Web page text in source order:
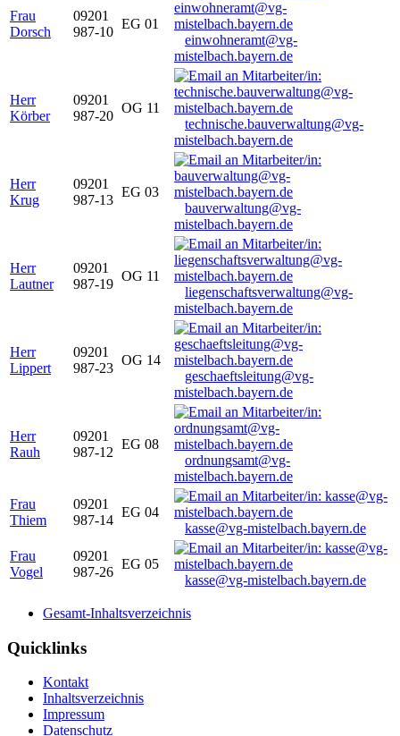
Frau
Dorsch
09201
987-10
EG 01
einwohneramt@vg-
mistelbach.bayern.de
Herr
Körber
09201
987-20
OG 11
technische.bauverwaltung@vg-
mistelbach.bayern.de
Herr
Krug
09201
987-13
EG 03
bauverwaltung@vg-
mistelbach.bayern.de
Herr
Lautner
09201
987-19
OG 11
liegenschaftsverwaltung@vg-
mistelbach.bayern.de
Herr
Lippert
09201
987-23
OG 14
geschaeftsleitung@vg-
mistelbach.bayern.de
Herr
Rauh
09201
987-12
EG 08
ordnungsamt@vg-
mistelbach.bayern.de
Frau
Thiem
09201
987-14
EG 04
kasse@vg-mistelbach.bayern.de
Frau
Vogel
09201
987-26
EG 05
kasse@vg-mistelbach.bayern.de
Gesamt-Inhaltsverzeichnis
Quicklinks
Kontakt
Inhaltsverzeichnis
Impressum
Datenschutz